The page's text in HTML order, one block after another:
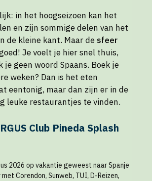
in het hoogseizoen kan het
en zijn sommige delen van het
de kleine kant. Maar de sfeer
Je voelt je hier snel thuis,
je geen woord Spaans. Boek je
weken? Dan is het eten
eentonig, maar dan zijn er in de
leuke restaurantjes te vinden.
Club Pineda Splash
2026 op vakantie geweest naar Spanje
Corendon, Sunweb, TUI, D-Reizen,